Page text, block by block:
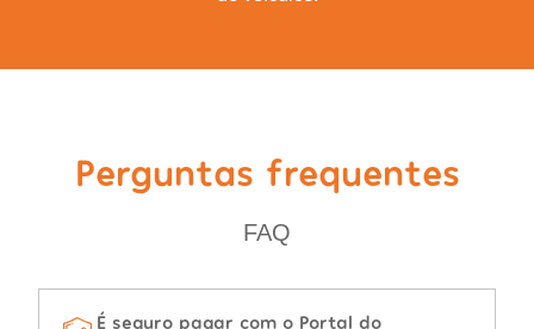
Perguntas frequentes
FAQ
É seguro pagar com o Portal do